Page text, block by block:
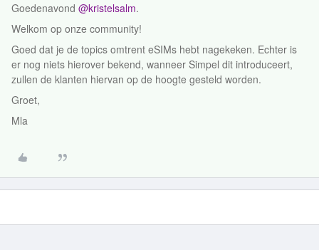
Goedenavond @kristelsalm.
Welkom op onze community!
Goed dat je de topics omtrent eSIMs hebt nagekeken. Echter is
er nog niets hierover bekend, wanneer Simpel dit introduceert,
zullen de klanten hiervan op de hoogte gesteld worden.
Groet,
Mla